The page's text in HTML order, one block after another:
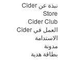
نبذة عن Cider
Store
Cider Club
العمل في Cider
الاستدامة
مدونة
بطاقة هدية